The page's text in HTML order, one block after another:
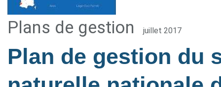
Plans de gestion juillet 2017
Plan de gestion du